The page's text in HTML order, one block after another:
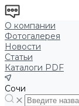
О компании
Фотогалерея
Новости
Статьи
Каталоги PDF
Сочи